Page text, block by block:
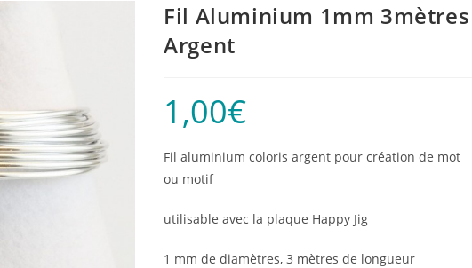
Fil Aluminium 1mm 3mètres
Argent
1,00€
Fil aluminium coloris argent pour création de mot
ou motif
utilisable avec la plaque Happy Jig
1 mm de diamètres, 3 mètres de longueur